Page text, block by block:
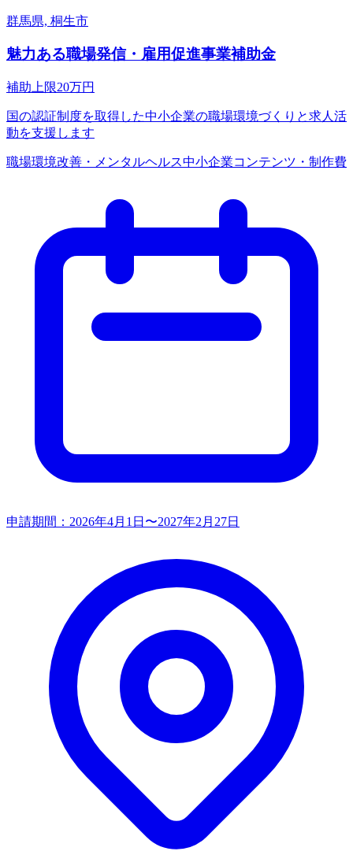
群馬県, 桐生市
魅力ある職場発信・雇用促進事業補助金
補助上限20万円
国の認証制度を取得した中小企業の職場環境づくりと求人活
動を支援します
職場環境改善・メンタルヘルス中小企業コンテンツ・制作費
申請期間： 2026年4月1日〜2027年2月27日